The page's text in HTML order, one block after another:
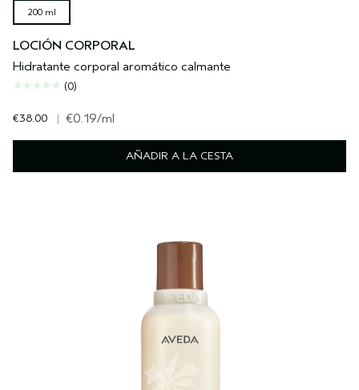
200 ml
LOCIÓN CORPORAL
Hidratante corporal aromático calmante
(0)
€38.00 | €0.19/ml
AÑADIR A LA CESTA